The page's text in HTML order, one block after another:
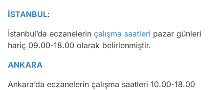
İSTANBUL:
İstanbul’da eczanelerin çalışma saatleri pazar günleri
hariç 09.00-18.00 olarak belirlenmiştir.
ANKARA
Ankara’da eczanelerin çalışma saatleri 10.00-18.00